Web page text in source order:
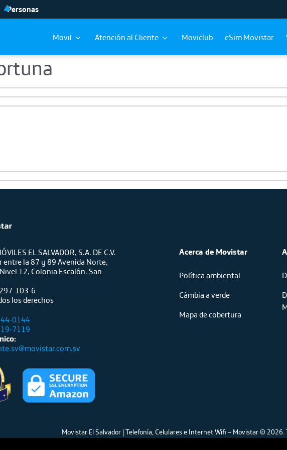
Personas
Movil Atención al Cliente Moviclub eSim Movistar
EL SALVADOR, S.A. DE C.V.
entre la 87 y 89 Avenida Norte,
12, Colonia Escalón. San
103-6
los derechos
0144
7119
Acerca de Movistar
Política ambiental
Cámbia a verde
Mapa de cobertura
Movistar El Salvador | Telefonía, Celulares e Internet Wifi – Movistar © 2026.